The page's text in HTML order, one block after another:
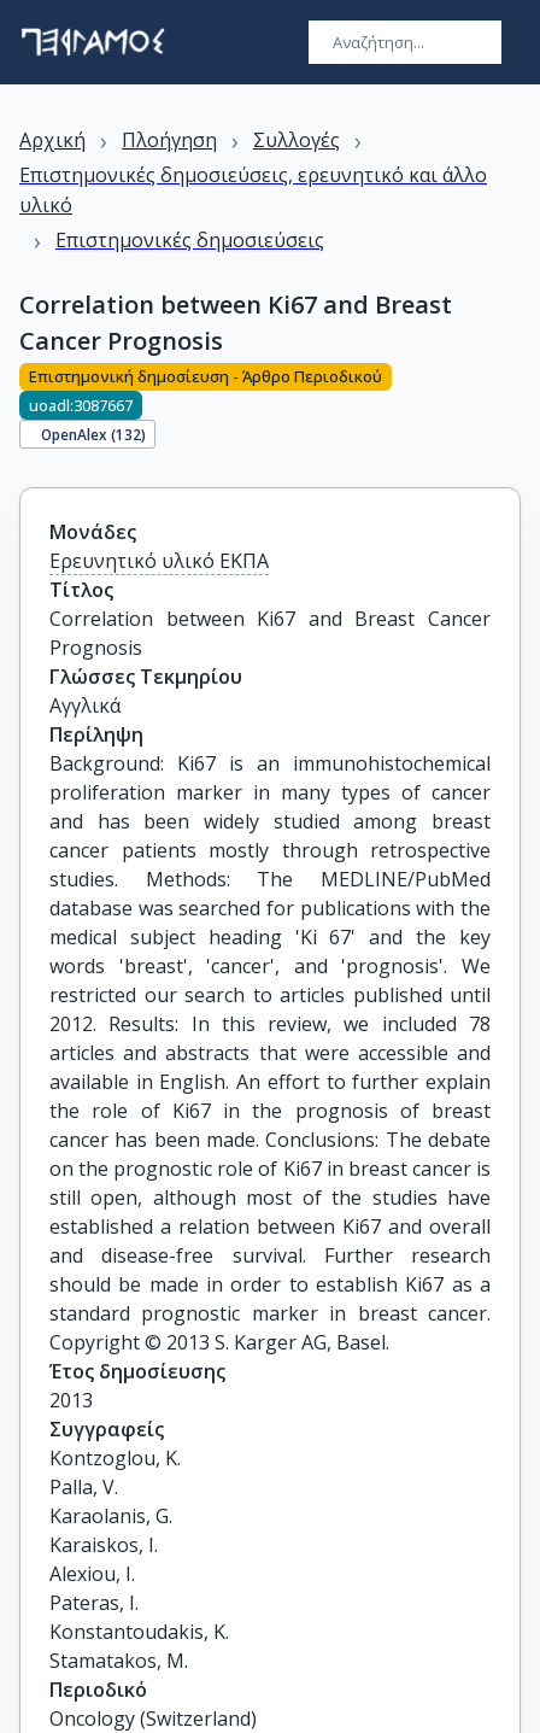
Αρχική › Πλοήγηση › Συλλογές ›
Επιστημονικές δημοσιεύσεις, ερευνητικό και άλλο
υλικό
› Επιστημονικές δημοσιεύσεις
Correlation between Ki67 and Breast
Cancer Prognosis
Επιστημονική δημοσίευση - Άρθρο Περιοδικού
uoadl:3087667
OpenAlex (132)
Μονάδες
Ερευνητικό υλικό ΕΚΠΑ
Τίτλος
Correlation between Ki67 and Breast Cancer
Prognosis
Γλώσσες Τεκμηρίου
Αγγλικά
Περίληψη
Background: Ki67 is an immunohistochemical
proliferation marker in many types of cancer
and has been widely studied among breast
cancer patients mostly through retrospective
studies. Methods: The MEDLINE/PubMed
database was searched for publications with the
medical subject heading 'Ki 67' and the key
words 'breast', 'cancer', and 'prognosis'. We
restricted our search to articles published until
2012. Results: In this review, we included 78
articles and abstracts that were accessible and
available in English. An effort to further explain
the role of Ki67 in the prognosis of breast
cancer has been made. Conclusions: The debate
on the prognostic role of Ki67 in breast cancer is
still open, although most of the studies have
established a relation between Ki67 and overall
and disease-free survival. Further research
should be made in order to establish Ki67 as a
standard prognostic marker in breast cancer.
Copyright © 2013 S. Karger AG, Basel.
Έτος δημοσίευσης
2013
Συγγραφείς
Kontzoglou, K.
Palla, V.
Karaolanis, G.
Karaiskos, I.
Alexiou, I.
Pateras, I.
Konstantoudakis, K.
Stamatakos, M.
Περιοδικό
Oncology (Switzerland)